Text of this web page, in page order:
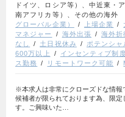
ドイツ、ロシア等）、中近東・
南アフリカ等）、その他の海外
グローバル企業）
上場企業
マネジャー
海外出張 海外折
なし
土日祝休み ポテンシャ
600万以上
インセンティブ制
ス勤務
リモートワーク可能
※本求人は非常にクローズドな情報
候補者が限られております為、限定
す。ご興味いた…